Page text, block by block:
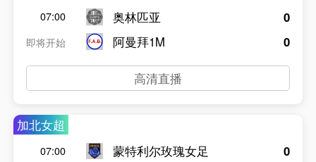
07:00
即将开始
奥林匹亚
阿曼拜1M
0
0
高清直播
加北女超
07:00
蒙特利尔玫瑰女足
0